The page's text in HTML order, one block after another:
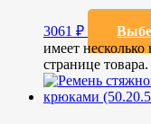
3061 ₽
имеет
странице товара.